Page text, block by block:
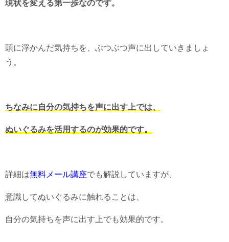
現状を変える第一歩なのです。
頭に浮かんだ気持ちを、ぶつぶつ声に出していきましょ
う。
ちなみに自分の気持ちを声に出す上では、
ぬいぐるみを活用するのが効果的です。
詳細は無料メール講座でも解説していますが、
意識してぬいぐるみに触れることは、
自分の気持ちを声に出す上でも効果的です。